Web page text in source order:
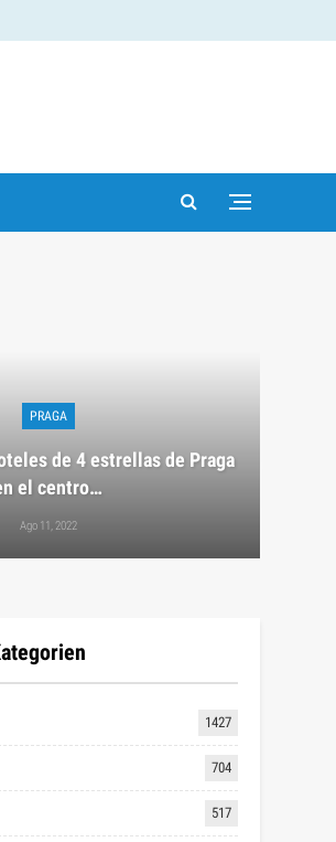
PRAGA
de 4 estrellas de Praga
el centro…
Ago 11, 2022
1427
704
517